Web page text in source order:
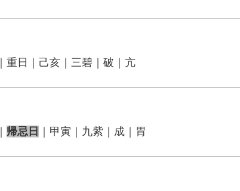
｜重日｜己亥｜三碧｜破｜亢
帰忌日 ｜甲寅｜九紫｜成｜胃